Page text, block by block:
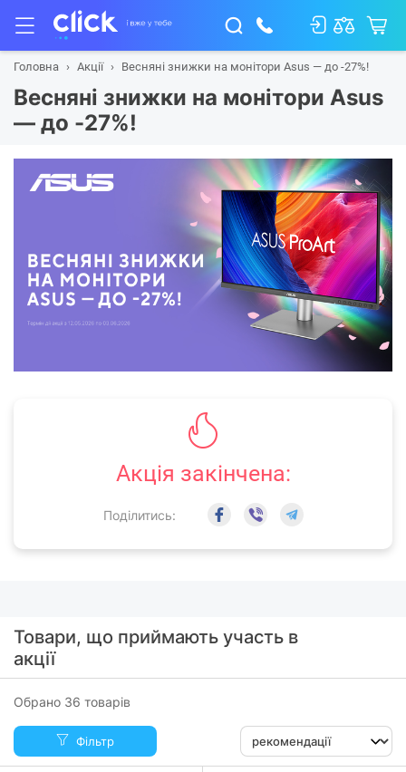
Головна Акції Весняні знижки на монітори Asus — до -27%!
Весняні знижки на монітори Asus
— до -27%!
Акція закінчена:
Поділитись:
Товари, що приймають участь в
акції
Обрано 36 товарів
Фільтр